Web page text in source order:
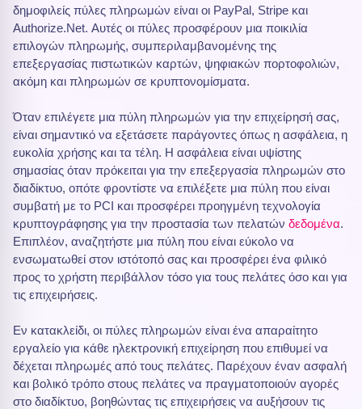
δημοφιλείς πύλες πληρωμών είναι οι PayPal, Stripe και
Authorize.Net. Αυτές οι πύλες προσφέρουν μια ποικιλία
επιλογών πληρωμής, συμπεριλαμβανομένης της
επεξεργασίας πιστωτικών καρτών, ψηφιακών πορτοφολιών,
ακόμη και πληρωμών σε κρυπτονομίσματα.
Όταν επιλέγετε μια πύλη πληρωμών για την επιχείρησή σας,
είναι σημαντικό να εξετάσετε παράγοντες όπως η ασφάλεια, η
ευκολία χρήσης και τα τέλη. Η ασφάλεια είναι υψίστης
σημασίας όταν πρόκειται για την επεξεργασία πληρωμών στο
διαδίκτυο, οπότε φροντίστε να επιλέξετε μια πύλη που είναι
συμβατή με το PCI και προσφέρει προηγμένη τεχνολογία
κρυπτογράφησης για την προστασία των πελατών δεδομένα.
Επιπλέον, αναζητήστε μια πύλη που είναι εύκολο να
ενσωματωθεί στον ιστότοπό σας και προσφέρει ένα φιλικό
προς το χρήστη περιβάλλον τόσο για τους πελάτες όσο και για
τις επιχειρήσεις.
Εν κατακλείδι, οι πύλες πληρωμών είναι ένα απαραίτητο
εργαλείο για κάθε ηλεκτρονική επιχείρηση που επιθυμεί να
δέχεται πληρωμές από τους πελάτες. Παρέχουν έναν ασφαλή
και βολικό τρόπο στους πελάτες να πραγματοποιούν αγορές
στο διαδίκτυο, βοηθώντας τις επιχειρήσεις να αυξήσουν τις